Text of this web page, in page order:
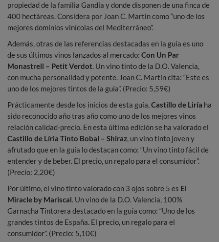
propiedad de la familia Gandía y donde disponen de una finca de
400 hectáreas. Considera por Joan C. Martin como “uno de los
mejores dominios vinícolas del Mediterráneo”.
Además, otras de las referencias destacadas en la guía es uno
de sus últimos vinos lanzados al mercado: Con Un Par
Monastrell – Petit Verdot. Un vino tinto de la D.O. Valencia,
con mucha personalidad y potente. Joan C. Martín cita: “Este es
uno de los mejores tintos de la guía”. (Precio: 5,59€)
Prácticamente desde los inicios de esta guía,Castillo de Liría ha
sido reconocido año tras año como uno de los mejores vinos
relación calidad-precio. En esta última edición se ha valorado el
Castillo de Líria Tinto Bobal – Shiraz, un vino tinto joven y
afrutado que en la guía lo destacan como: “Un vino tinto fácil de
entender y de beber. El precio, un regalo para el consumidor”.
(Precio: 2,20€)
Por último, el vino tinto valorado con 3 ojos sobre 5 es El
Miracle by Mariscal. Un vino de la D.O. Valencia, 100%
Garnacha Tintorera destacado en la guía como: “Uno de los
grandes tintos de España. El precio, un regalo para el
consumidor”. (Precio: 5,10€)